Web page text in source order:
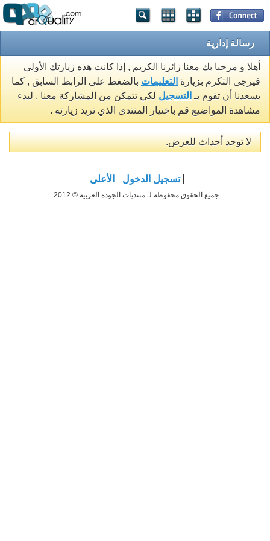
رسالة إدارية
أهلا و مرحبا بك معنا زائرنا الكريم , إذا كانت هذه زيارتك الأولى
فيرجى التكرم بزيارة التعليمات بالضغط على الرابط السابق , كما
يسعدنا أن تقوم بـ التسجيل لكي تتمكن من المشاركة معنا , لبدء
مشاهدة المواضيع قم باختيار المنتدى الذي تريد زيارته .
لا توجد أحداث للعرض.
تسجيل الدخول الأعلى
جميع الحقوق محفوظة لـ منتديات الجودة العربية © 2012.